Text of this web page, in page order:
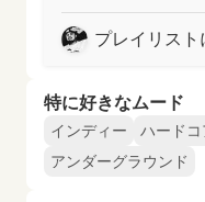
プレイリスト
特に好きなムード
インディー ハードコ
アンダーグラウンド